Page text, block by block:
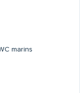
marins